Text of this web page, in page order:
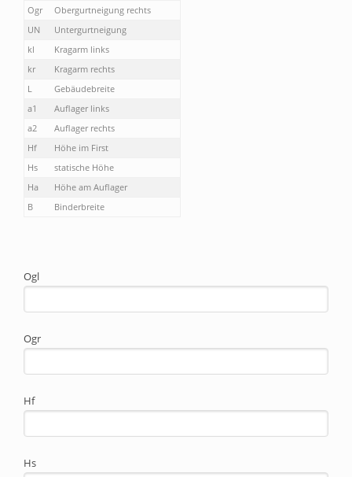
Ogr
Obergurtneigung rechts
UN
Untergurtneigung
kl
Kragarm links
kr
Kragarm rechts
L
Gebäudebreite
a1
Auflager links
a2
Auflager rechts
Hf
Höhe im First
Hs
statische Höhe
Ha
Höhe am Auflager
B
Binderbreite
Ogl
Ogr
Hf
Hs